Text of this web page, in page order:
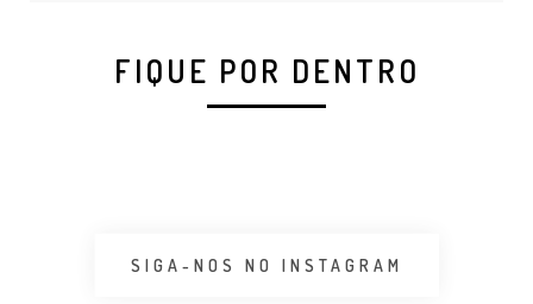
FIQUE POR DENTRO
SIGA-NOS NO INSTAGRAM